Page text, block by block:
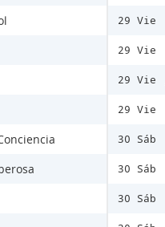
29 Vie
29 Vie
29 Vie
29 Vie
30 Sáb
30 Sáb
30 Sáb